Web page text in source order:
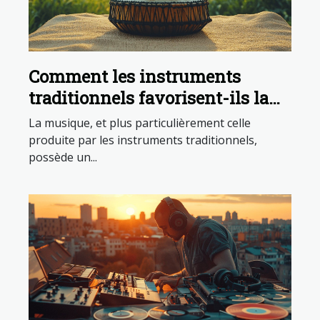
Comment les instruments
traditionnels favorisent-ils la
relaxation ?
La musique, et plus particulièrement celle
produite par les instruments traditionnels,
possède un...